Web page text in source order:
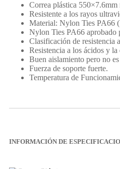
Correa plástica
Resistente a los rayos
Material: Nylon Ties PA66
Nylon Ties PA66 aprobado
Clasificación de resistencia
Resistencia a los ácidos y la
Buen aislamiento pero no
Fuerza de soporte fuerte.
Temperatura de
INFORMACIÓN DE